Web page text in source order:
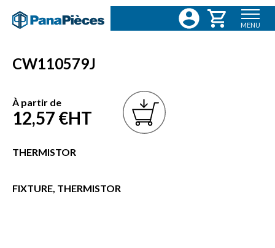
MENU
CW110579J
À partir de
12,57 €HT
THERMISTOR
FIXTURE, THERMISTOR